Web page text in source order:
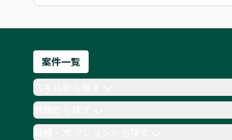
案件一覧
単価から探す
職種・ポジションから探す